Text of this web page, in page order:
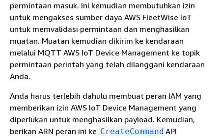
permintaan masuk. Ini kemudian membutuhkan izin
untuk mengakses sumber daya AWS FleetWise IoT
untuk memvalidasi permintaan dan menghasilkan
muatan. Muatan kemudian dikirim ke kendaraan
melalui MQTT AWS IoT Device Management ke topik
permintaan perintah yang telah dilanggani kendaraan
Anda.
Anda harus terlebih dahulu membuat peran IAM yang
memberikan izin AWS IoT Device Management yang
diperlukan untuk menghasilkan payload. Kemudian,
berikan ARN peran ini ke CreateCommand API